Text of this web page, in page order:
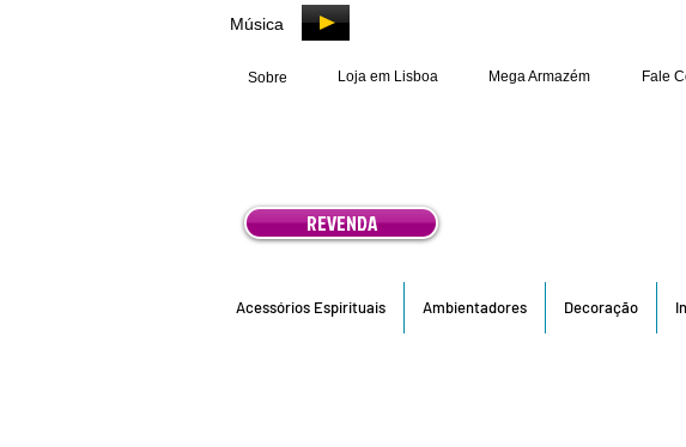
Música
Sobre Loja em Lisboa Mega Armazém Fale
REVENDA
Acessórios Espirituais Ambientadores Decoração